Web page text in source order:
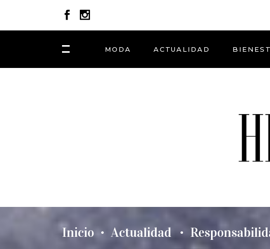
MODA ACTUALIDAD
Inicio • Actualidad •